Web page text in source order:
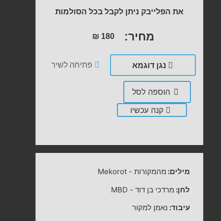
את הפלייבק ניתן לקבל בכל הסולמות
מחיר: ₪ 180
נגן דוגמא פתיחה לשיר
הוספה לסל
קנה עכשיו
מילים: מהמקורות -
Mekorot
לחן: מרדכי בן דוד -
MBD
עיבוד: נאמן למקור